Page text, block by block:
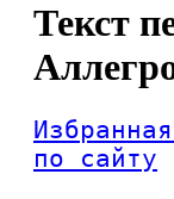
Текст
по сайту